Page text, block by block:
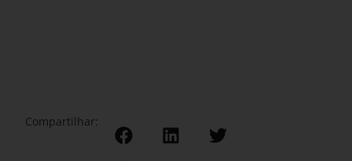
Compartilhar: